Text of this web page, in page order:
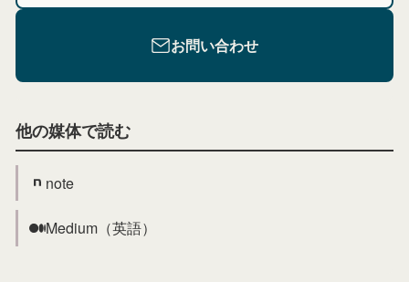
お問い合わせ
他の媒体で読む
note
Medium（英語）